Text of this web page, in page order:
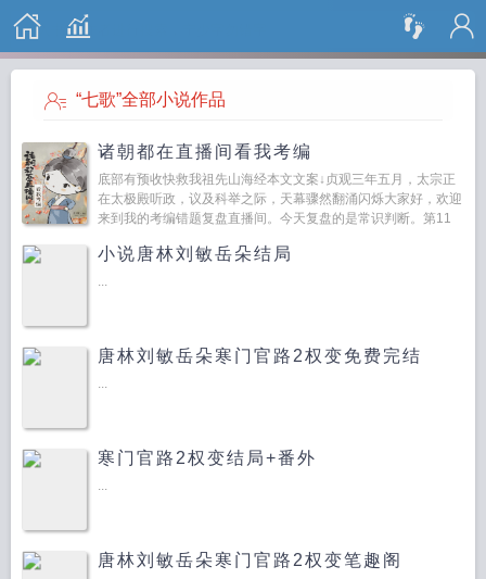
搜 索
“七歌”全部小说作品
诸朝都在直播间看我考编
底部有预收快救我祖先山海经本文文案↓贞观三年五月，太宗正
在太极殿听政，议及科举之际，天幕骤然翻涌闪烁大家好，欢迎
来到我的考编错题复盘直播间。今天复盘的是常识判断。第11
小说唐林刘敏岳朵结局
...
唐林刘敏岳朵寒门官路2权变免费完结
...
寒门官路2权变结局+番外
...
唐林刘敏岳朵寒门官路2权变笔趣阁